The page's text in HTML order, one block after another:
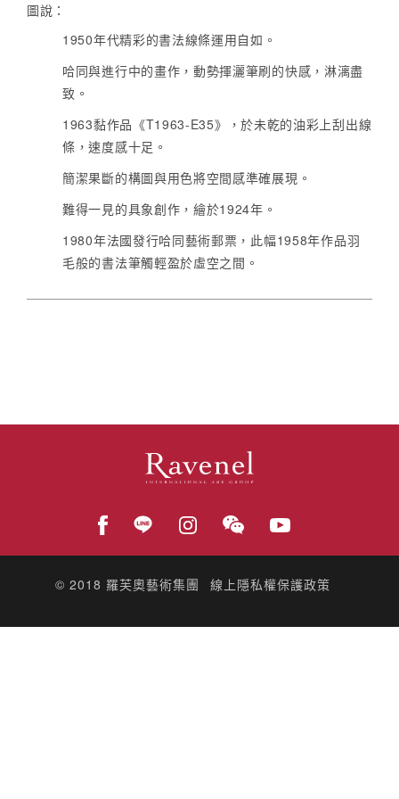
圖說：
1950年代精彩的書法線條運用自如。
哈同與進行中的畫作，動勢揮灑筆刷的快感，淋漓盡
致。
1963黏作品《T1963-E35》，於未乾的油彩上刮出線
條，速度感十足。
簡潔果斷的構圖與用色將空間感準確展現。
難得一見的具象創作，繪於1924年。
1980年法國發行哈同藝術郵票，此幅1958年作品羽
毛般的書法筆觸輕盈於虛空之間。
© 2018 羅芙奧藝術集團 線上隱私權保護政策